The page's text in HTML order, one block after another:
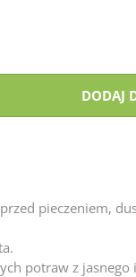
DODAJ
pieczeniem,
potraw z jasnego